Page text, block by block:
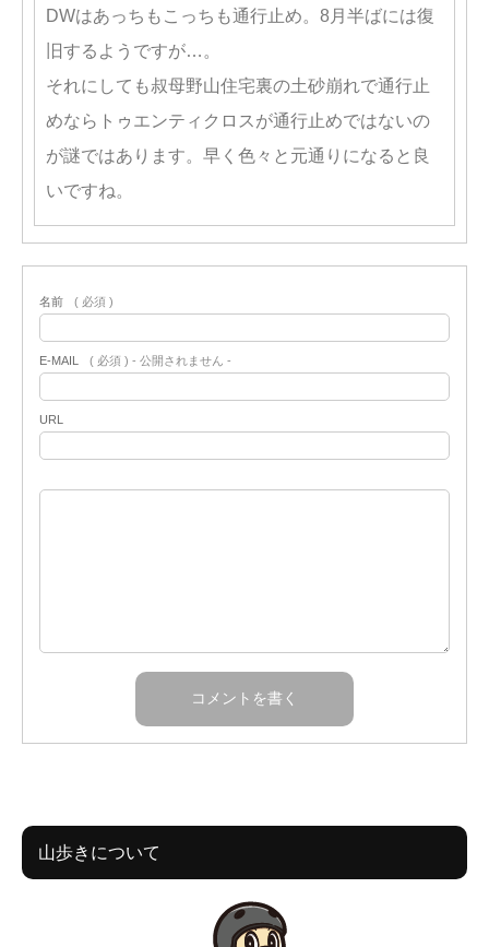
DWはあっちもこっちも通行止め。8月半ばには復
旧するようですが…。
それにしても叔母野山住宅裏の土砂崩れで通行止
めならトゥエンティクロスが通行止めではないの
が謎ではあります。早く色々と元通りになると良
いですね。
名前 ( 必須 )
E-MAIL ( 必須 ) - 公開されません -
URL
山歩きについて